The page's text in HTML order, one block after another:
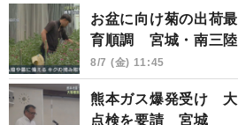
お盆に向け菊の出荷
育順調 宮城・南三
8/7 (金) 11:45
熊本ガス爆発受け 大
点検を要請 宮城